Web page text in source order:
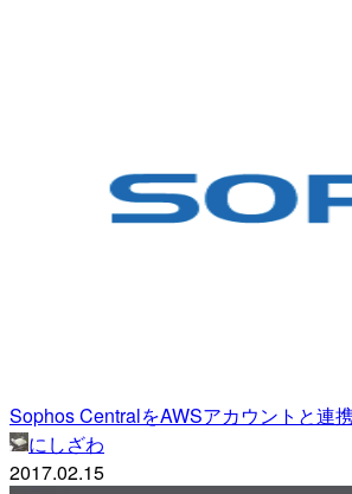
Sophos CentralをAWSアカウントと連
にしざわ
2017.02.15